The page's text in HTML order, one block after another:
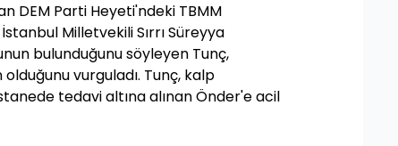
DEM Parti Heyeti'ndeki TBMM
Milletvekili Sırrı Süreyya
bulunduğunu söyleyen Tunç,
olduğunu vurguladı. Tunç, kalp
tedavi altına alınan Önder'e acil